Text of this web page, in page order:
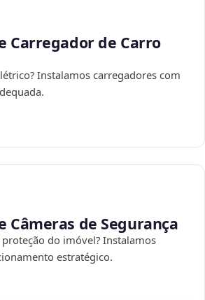
Carregador de Carro
Instalamos carregadores com
Câmeras de Segurança
do imóvel? Instalamos
estratégico.